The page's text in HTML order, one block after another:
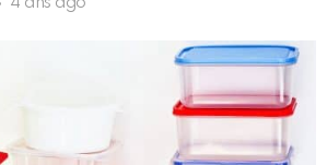
4 ans ago